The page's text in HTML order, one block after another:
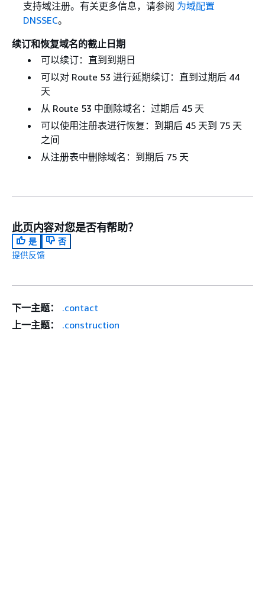
支持域注册。有关更多信息，请参阅 为域配置
DNSSEC。
续订和恢复域名的截止日期
可以续订：直到到期日
可以对 Route 53 进行延期续订：直到过期后 44
天
从 Route 53 中删除域名：过期后 45 天
可以使用注册表进行恢复：到期后 45 天到 75 天
之间
从注册表中删除域名：到期后 75 天
此页内容对您是否有帮助？
是
否
提供反馈
下一主题：
.contact
上一主题：
.construction